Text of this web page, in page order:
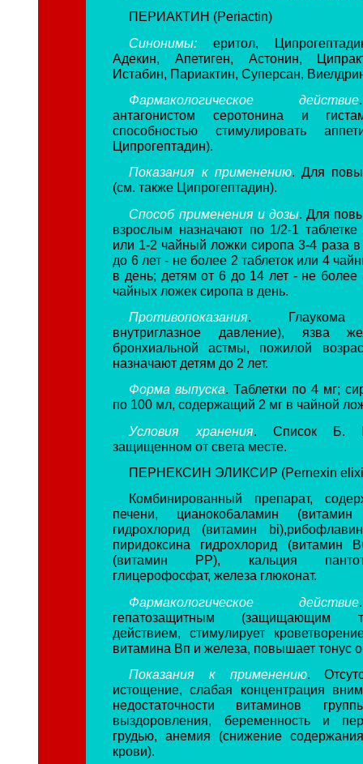
ПЕРИАКТИН (Periactin)
Синонимы: еритол,
Адекин, Апетиген, Астонин,
Истабин, Париактин, Суперсан,
Фармакологическое действие
антагонистом серотонина и
способностью стимулировать
Ципрогептадин).
Показания к применению. Для
(см. также Ципрогептадин).
Способ применения и дозы. Для
взрослым назначают по 1/2-1
или 1-2 чайный ложки сиропа 3-4 раза
до 6 лет - не более 2 таблеток или 4
в день; детям от 6 до 14 лет - не более
чайных ложек сиропа в день.
Противопоказания. Глаукома
внутриглазное давление), язва
бронхиальной астмы, пожилой
назначают детям до 2 лет.
Форма выпуска. Таблетки по 4 мг;
по 100 мл, содержащий 2 мг в чайной
Условия хранения. Список Б. В
защищенном от света месте.
ПЕРНЕКСИН ЭЛИКСИР (Pernexin
Комбинированный препарат,
печени, цианокобаламин
гидрохлорид (витамин
пиридоксина гидрохлорид (витамин
(витамин РР), кальция
глицерофосфат, железа глюконат.
Фармакологическое действие
гепатозащитным (защищающим
действием, стимулирует
витамина Вп и железа, повышает тонус
Показания к применению.
истощение, слабая концентрация
недостаточности витаминов
выздоровления, беременность и
грудью, анемия (снижение
крови).